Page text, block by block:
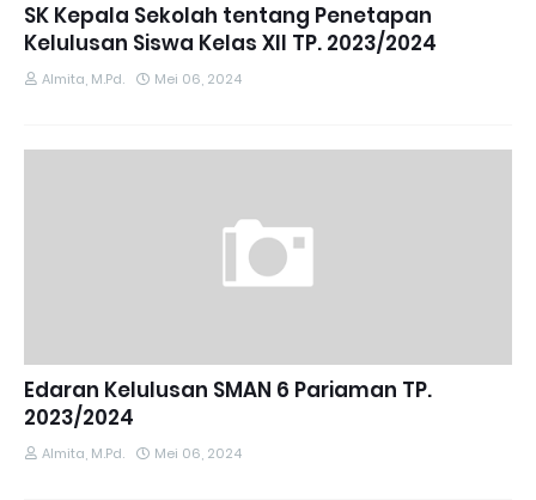
SK Kepala Sekolah tentang Penetapan
Kelulusan Siswa Kelas XII TP. 2023/2024
Almita, M.Pd. Mei 06, 2024
Edaran Kelulusan SMAN 6 Pariaman TP.
2023/2024
Almita, M.Pd. Mei 06, 2024